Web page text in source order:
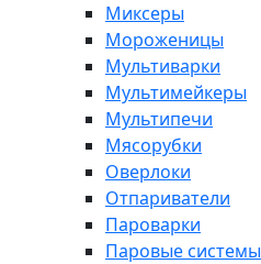
Миксеры
Мороженицы
Мультиварки
Мультимейкеры
Мультипечи
Мясорубки
Оверлоки
Отпариватели
Пароварки
Паровые системы